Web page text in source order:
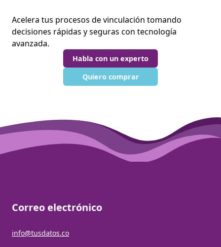
Acelera tus procesos de vinculación tomando
decisiones rápidas y seguras con tecnología
avanzada.
Habla con un experto
Quiero comprar
Correo electrónico
info@tusdatos.co